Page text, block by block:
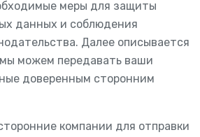
меры для защиты
данных и соблюдения
Далее описывается
можем передавать ваши
доверенным сторонним
компании для отправки